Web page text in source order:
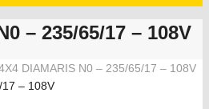
– 235/65/17 – 108V
DIAMARIS N0 – 235/65/17 – 108V
– 108V